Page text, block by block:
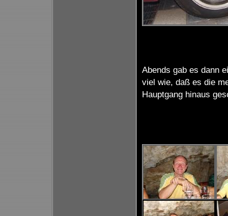
Abends gab es dann
viel wie, daß es die
Hauptgang hinaus